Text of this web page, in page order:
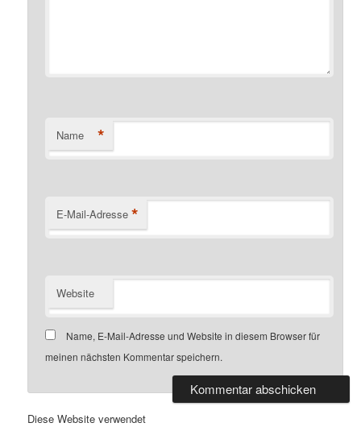
Name *
E-Mail-Adresse *
Website
Name, E-Mail-Adresse und Website in diesem Browser für
meinen nächsten Kommentar speichern.
Diese Website verwendet